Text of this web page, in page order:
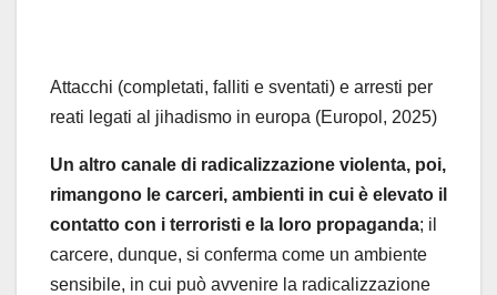
Attacchi (completati, falliti e sventati) e arresti per
reati legati al jihadismo in europa (Europol, 2025)
Un altro canale di radicalizzazione violenta, poi,
rimangono le carceri, ambienti in cui è elevato il
contatto con i terroristi e la loro propaganda; il
carcere, dunque, si conferma come un ambiente
sensibile, in cui può avvenire la radicalizzazione